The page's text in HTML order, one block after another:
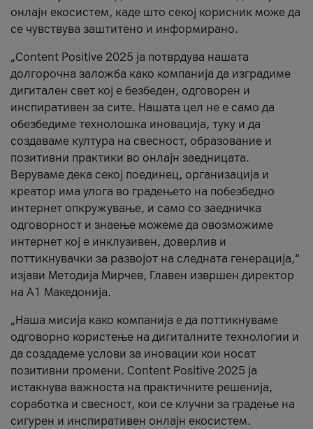
онлајн екосистем, каде што секој корисник може да
се чувствува заштитено и информирано.
„Content Positive 2025 ја потврдува нашата
долгорочна заложба како компанија да изградиме
дигитален свет кој е безбеден, одговорен и
инспиративен за сите. Нашата цел не е само да
обезбедиме технолошка иновација, туку и да
создаваме култура на свесност, образование и
позитивни практики во онлајн заедницата.
Веруваме дека секој поединец, организација и
креатор има улога во градењето на побезбедно
интернет опкружување, и само со заедничка
одговорност и знаење можеме да овозможиме
интернет кој е инклузивен, доверлив и
поттикнувачки за развојот на следната генерација,“
изјави Методија Мирчев, Главен извршен директор
на А1 Македонија.
„Наша мисија како компанија е да поттикнуваме
одговорно користење на дигиталните технологии и
да создадеме услови за иновации кои носат
позитивни промени. Content Positive 2025 ја
истакнува важноста на практичните решенија,
соработка и свесност, кои се клучни за градење на
сигурен и инспиративен онлајн екосистем.